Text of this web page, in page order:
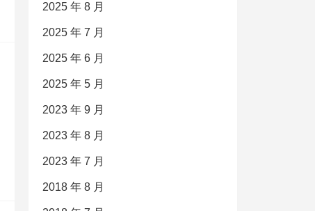
2025 年 8 月
2025 年 7 月
2025 年 6 月
2025 年 5 月
2023 年 9 月
2023 年 8 月
2023 年 7 月
2018 年 8 月